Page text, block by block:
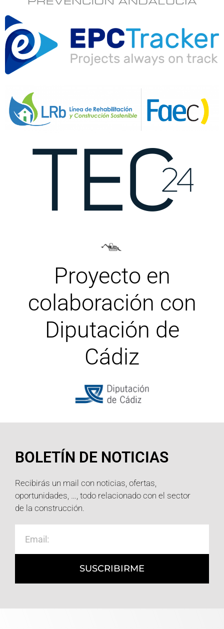
Proyecto en
colaboración con
Diputación de
Cádiz
BOLETÍN DE NOTICIAS
Recibirás un mail con noticias, ofertas,
oportunidades, …, todo relacionado con el sector
de la construcción.
SUSCRIBIRME